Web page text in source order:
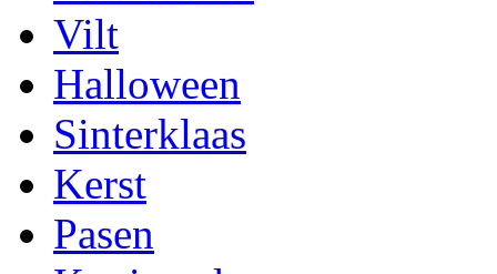
Vilt
Halloween
Sinterklaas
Kerst
Pasen